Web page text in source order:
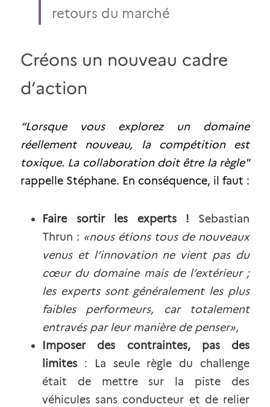
retours du marché
Créons un nouveau cadre
d’action
“Lorsque vous explorez un domaine
réellement nouveau, la compétition est
toxique. La collaboration doit être la règle"
rappelle Stéphane. En conséquence, il faut :
Faire sortir les experts !
Sebastian
Thrun : «nous étions tous de nouveaux
venus et l’innovation ne vient pas du
cœur du domaine mais de l’extérieur ;
les experts sont généralement les plus
faibles performeurs, car totalement
entravés par leur manière de penser»,
Imposer des contraintes, pas des
limites : La seule règle du challenge
était de mettre sur la piste des
véhicules sans conducteur et de relier